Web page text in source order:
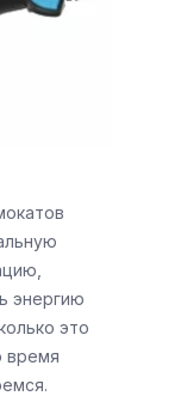
энергию
это
время